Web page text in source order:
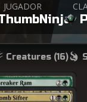
JUGADOR
Creatures (16)